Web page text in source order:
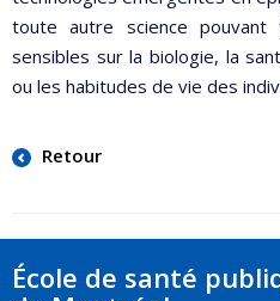
toute autre science pouvant
sensibles sur la biologie, la
ou les habitudes de vie des
Retour
École de santé